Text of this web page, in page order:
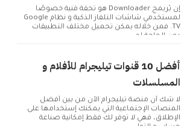
إن بُريمج Downloader هو تحفة فنية خصوصًا
لمستخدمي شاشات التلفاز الذكية و نظام Google
TV. فمن خلاله يمكن تحميل مختلف التطبيقات
دون الحاجة لم...
أفضل 10 قنوات تيليجرام للأفلام و
المسلسلات
لا شك أن منصة تيليجرام الآن من بين أفضل
المنصات الإجتماعية التي يمكنك إستخدامها على
الإطلاق، فهي لا توفر لك فقط إمكانية صناعة
حساب و التوا...